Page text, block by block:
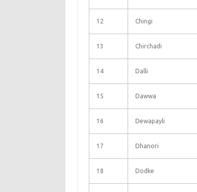
12 Chingi
13 Chirchadi
14 Dalli
15 Dawwa
16 Dewapayli
17 Dhanori
18 Dodke